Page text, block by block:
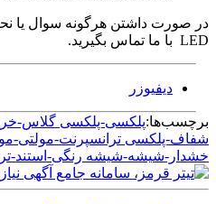
در صورت داشتن هرگونه سوال یا
LED با ما تماس بگیرید.
دیفیوزر
برچسب‌ها:پلکسی-پلکسی گلاس-
شفاف-پلکسی ترانسپرنت-مولتی-
خشدار-شیشه-شیشه رنگی-استند-